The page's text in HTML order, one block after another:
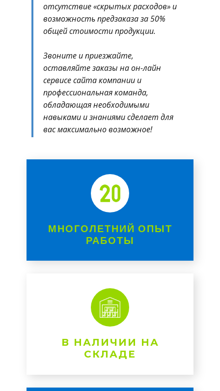
отсутствие «скрытых расходов» и
возможность предзаказа за 50%
общей стоимости продукции.
Звоните и приезжайте​,
оставляйте заказы на он-лайн
сервисе сайта компании и
профессиональная команда,
обладающая необходимыми
навыками и знаниями сделает для
вас максимально возможное!
МНОГОЛЕТНИЙ ОПЫТ
РАБОТЫ
В НАЛИЧИИ НА
СКЛАДЕ